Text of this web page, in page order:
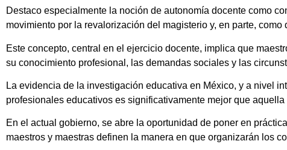
Destaco especialmente la noción de autonomía docente como
movimiento por la revalorización del magisterio y, en parte,
Este concepto, central en el ejercicio docente, implica que
su conocimiento profesional, las demandas sociales y las
La evidencia de la investigación educativa en México, y a nivel
profesionales educativos es significativamente mejor que
En el actual gobierno, se abre la oportunidad de poner en
maestros y maestras definen la manera en que organizarán los